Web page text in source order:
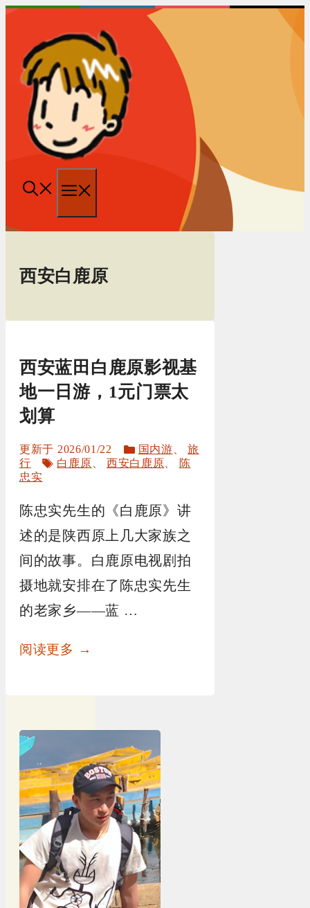
跳
单
西安白鹿原
西安蓝田白鹿原影视基
地一日游，1元门票太
划算
2026/01/22
分
类
国内游 、旅
行
标
白鹿原 西安白鹿原
陈
忠实
陈忠实先生的《白鹿原》讲
述的是陕西原上几大家族之
间的故事。白鹿原电视剧拍
摄地就安排在了陈忠实先生
的老家乡——蓝 …
阅读更多 →